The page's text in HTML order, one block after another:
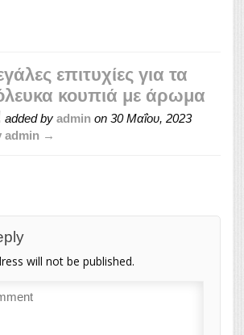
επιτυχίες για τα
κουπιά με άρωμα
added by admin on 30 Μαΐου, 2023
admin →
will not be published.